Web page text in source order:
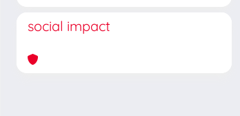
social impact